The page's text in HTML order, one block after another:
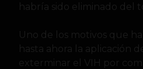
habría sido eliminado del
Uno de los motivos que
hasta ahora la aplicación
exterminar el VIH por